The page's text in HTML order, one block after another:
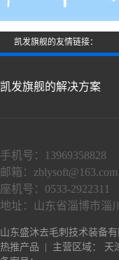
凯发旗舰的友情链接：
凯发旗舰的解决方案
手机号：13969358828
邮箱： zblysoft@163.com
座机号：0533-2922311
地址：山东省淄博市淄
山东盛沐去毛刺技术装备
热推产品 | 主营区域： 天